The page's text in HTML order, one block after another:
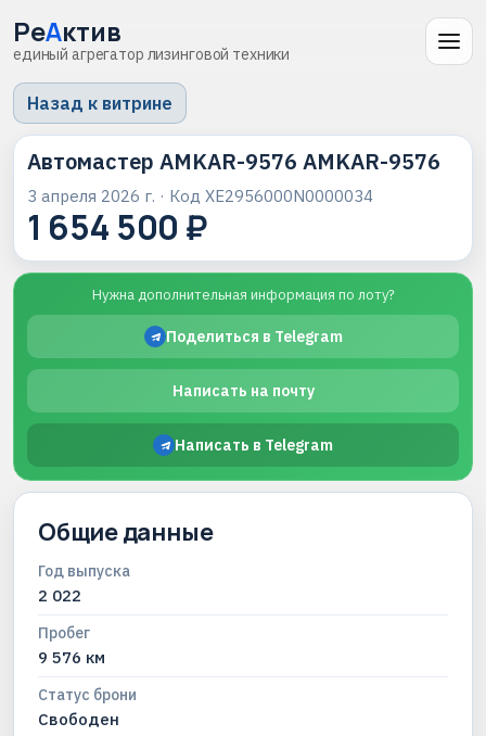
РеАктив
единый агрегатор лизинговой техники
Назад к витрине
Автомастер AMKAR-9576 AMKAR-9576
3 апреля 2026 г. · Код XE2956000N0000034
1 654 500 ₽
Нужна дополнительная информация по лоту?
Поделиться в Telegram
Написать на почту
Написать в Telegram
Общие данные
Год выпуска
2 022
Пробег
9 576 км
Статус брони
Свободен